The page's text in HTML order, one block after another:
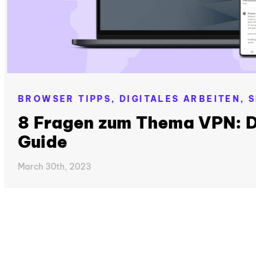
BROWSER TIPPS, DIGITALES ARBEITEN,
8 Fragen zum Thema VPN:
Guide
March 30th, 2023